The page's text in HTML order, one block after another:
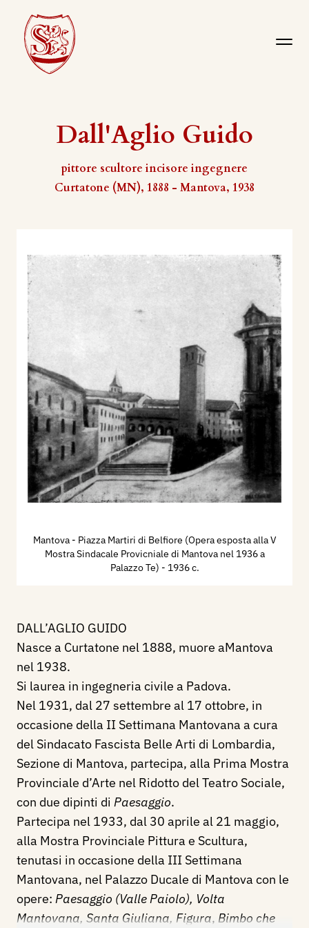
Dall'Aglio Guido
pittore scultore incisore ingegnere
Curtatone (MN), 1888 - Mantova, 1938
Mantova - Piazza Martiri di Belfiore (Opera esposta alla V
Mostra Sindacale Provicniale di Mantova nel 1936 a
Palazzo Te) - 1936 c.
DALL’AGLIO GUIDO
Nasce a Curtatone nel 1888, muore aMantova
nel 1938.
Si laurea in ingegneria civile a Padova.
Nel 1931, dal 27 settembre al 17 ottobre, in
occasione della II Settimana Mantovana a cura
del Sindacato Fascista Belle Arti di Lombardia,
Sezione di Mantova, partecipa, alla Prima Mostra
Provinciale d’Arte nel Ridotto del Teatro Sociale,
con due dipinti di Paesaggio.
Partecipa nel 1933, dal 30 aprile al 21 maggio,
alla Mostra Provinciale Pittura e Scultura,
tenutasi in occasione della III Settimana
Mantovana, nel Palazzo Ducale di Mantova con le
opere: Paesaggio (Valle Paiolo), Volta
Mantovana, Santa Giuliana, Figura, Bimbo che